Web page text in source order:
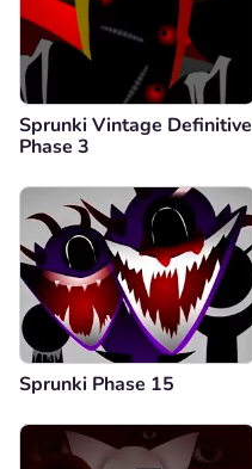
Sprunki Vintage Definitive
Phase 3
Sprunki Phase 15